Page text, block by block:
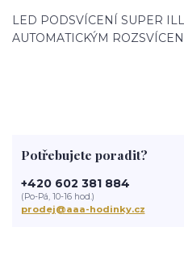
LED PODSVÍCENÍ SUPER
AUTOMATICKÝM
Potřebujete poradit?
+420 602 381 884
(Po-Pá, 10-16 hod.)
prodej@aaa-hodinky.cz